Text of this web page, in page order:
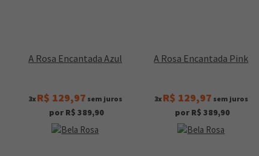
A Rosa Encantada Azul
3x R$ 129,97 sem juros
por R$ 389,90
A Rosa Encantada Pink
3x R$ 129,97 sem juros
por R$ 389,90